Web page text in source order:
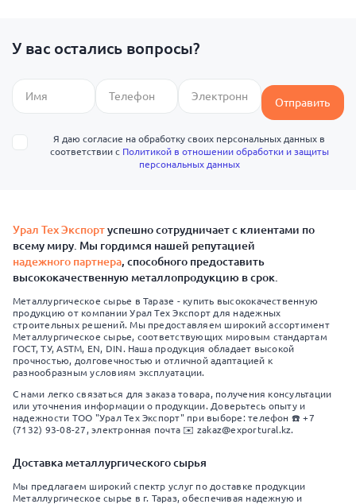
У вас остались вопросы?
Отправить
Я даю согласие на обработку своих персональных данных в
соответствии с Политикой в отношении обработки и защиты
персональных данных
Урал Тех Экспортуспешно сотрудничает с клиентами по
всему миру. Мы гордимся нашей репутацией
надежного партнера, способного предоставить
высококачественную металлопродукцию в срок.
Металлургическое сырье в Таразе - купить высококачественную
продукцию от компании Урал Тех Экспорт для надежных
строительных решений. Мы предоставляем широкий ассортимент
Металлургическое сырье, соответствующих мировым стандартам
ГОСТ, ТУ, ASTM, EN, DIN. Наша продукция обладает высокой
прочностью, долговечностью и отличной адаптацией к
разнообразным условиям эксплуатации.
С нами легко связаться для заказа товара, получения консультации
или уточнения информации о продукции. Доверьтесь опыту и
надежности ТОО "Урал Тех Экспорт" при выборе: телефон ☎️ +7
(7132) 93-08-27, электронная почта ✉️ zakaz@exportural.kz.
Доставка металлургического сырья
Мы предлагаем широкий спектр услуг по доставке продукции
Металлургическое сырье в г. Тараз, обеспечивая надежную и